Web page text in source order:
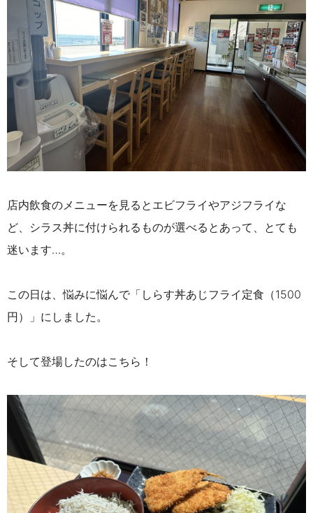
店内飲食のメニューを見るとエビフライやアジフライな
ど、シラス丼に付けられるものが選べるとあって、とても
迷います…。
この日は、悩みに悩んで「しらす丼あじフライ定食（1500
円）」にしました。
そして登場したのはこちら！